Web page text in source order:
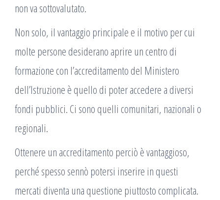
non va sottovalutato.
Non solo, il vantaggio principale e il motivo per cui
molte persone desiderano aprire un centro di
formazione con l’accreditamento del Ministero
dell’Istruzione è quello di poter accedere a diversi
fondi pubblici. Ci sono quelli comunitari, nazionali o
regionali.
Ottenere un accreditamento perciò è vantaggioso,
perché spesso sennò potersi inserire in questi
mercati diventa una questione piuttosto complicata.